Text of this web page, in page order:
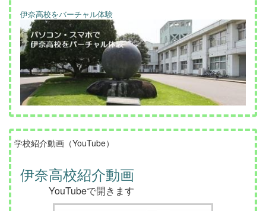
伊奈高校をバーチャル体験
学校紹介動画（YouTube）
伊奈高校紹介動画
YouTubeで開きます